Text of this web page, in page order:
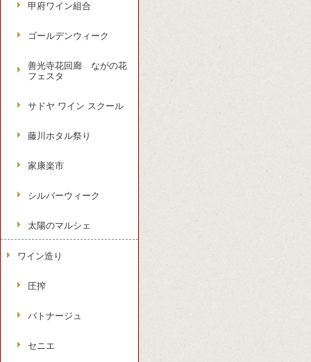
甲府ワイン組合
ゴールデンウィーク
善光寺花回廊 ながの花
フェスタ
サドヤ ワイン スクール
藤川ホタル祭り
家康楽市
シルバーウィーク
太陽のマルシェ
ワイン造り
圧搾
バトナージュ
セニエ